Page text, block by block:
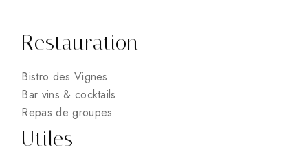
Restauration
Bistro des Vignes
Bar vins & cocktails
Repas de groupes
Utiles